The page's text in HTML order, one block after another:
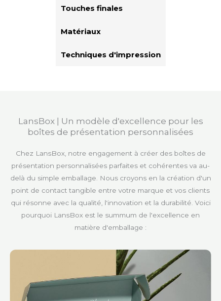
Touches finales
Matériaux
Techniques d'impression
LansBox | Un modèle d'excellence pour les
boîtes de présentation personnalisées
Chez LansBox, notre engagement à créer des boîtes de
présentation personnalisées parfaites et cohérentes va au-
delà du simple emballage. Nous croyons en la création d'un
point de contact tangible entre votre marque et vos clients
qui résonne avec la qualité, l'innovation et la durabilité. Voici
pourquoi LansBox est le summum de l'excellence en
matière d'emballage :